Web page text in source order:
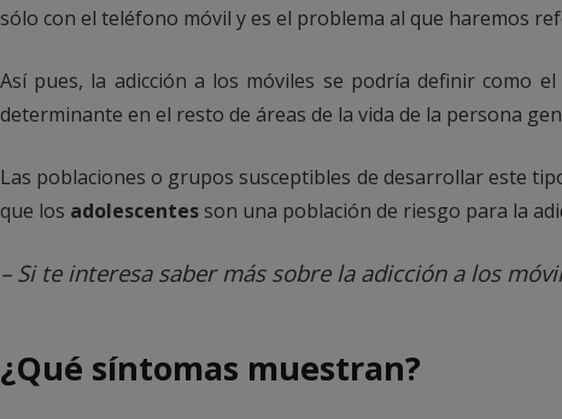
sólo con el teléfono móvil y es el problema al que haremos
Así pues, la adicción a los móviles se podría definir como el
determinante en el resto de áreas de la vida de la persona
Las poblaciones o grupos susceptibles de desarrollar este
que los adolescentes son una población de riesgo para la
– Si te interesa saber más sobre la adicción a los
¿Qué síntomas muestran?